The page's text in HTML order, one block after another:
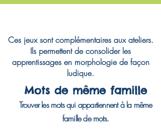
Ces jeux sont complémentaires aux ateliers.
Ils permettent de consolider les
apprentissages en morphologie de façon
ludique.
Mots de même famille
Trouver les mots qui appartiennent à la même
famille de mots.